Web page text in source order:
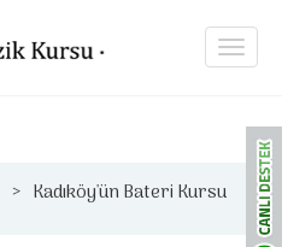
Kadıköy'ün Bateri Kursu